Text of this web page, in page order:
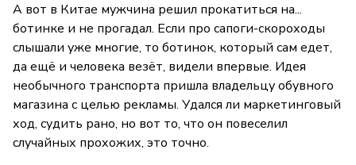
А вот в Китае мужчина решил прокатиться на...
ботинке и не прогадал. Если про сапоги-скороходы
слышали уже многие, то ботинок, который сам едет,
да ещё и человека везёт, видели впервые. Идея
необычного транспорта пришла владельцу обувного
магазина с целью рекламы. Удался ли маркетинговый
ход, судить рано, но вот то, что он повеселил
случайных прохожих, это точно.